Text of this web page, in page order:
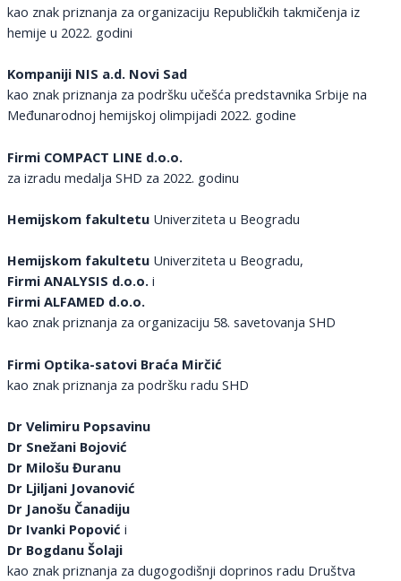
kao znak priznanja za organizaciju Republičkih takmičenja iz
hemije u 2022. godini
Kompaniji NIS a.d. Novi Sad
kao znak priznanja za podršku učešća predstavnika Srbije na
Međunarodnoj hemijskoj olimpijadi 2022. godine
Firmi COMPACT LINE d.o.o.
za izradu medalja SHD za 2022. godinu
Hemijskom fakultetuUniverziteta u Beogradu
Hemijskom fakultetuUniverziteta u Beogradu,
Firmi ANALYSIS d.o.o.i
Firmi ALFAMED d.o.o.
kao znak priznanja za organizaciju 58. savetovanja SHD
Firmi Optika-satovi Braća Mirčić
kao znak priznanja za podršku radu SHD
Dr Velimiru Popsavinu
DrSnežani Bojović
DrMilošu Đuranu
DrLjiljani Jovanović
DrJanošu Čanadiju
DrIvanki Popović i
Dr Bogdanu Šolaji
kao znak priznanja za dugogodišnji doprinos radu Društva